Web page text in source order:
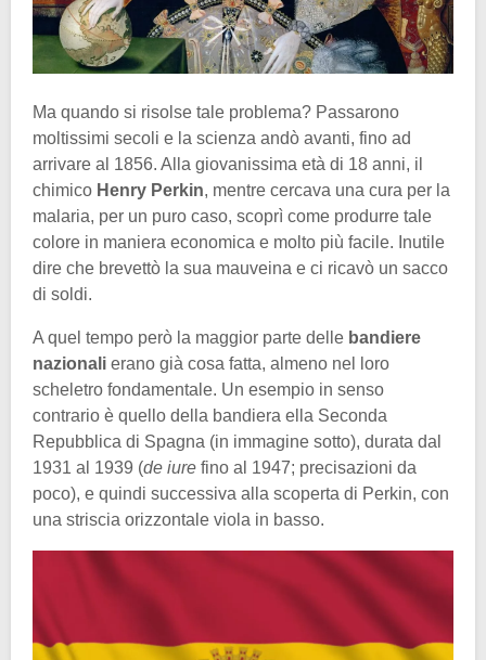
Ma quando si risolse tale problema? Passarono
moltissimi secoli e la scienza andò avanti, fino ad
arrivare al 1856. Alla giovanissima età di 18 anni, il
chimico Henry Perkin, mentre cercava una cura per la
malaria, per un puro caso, scoprì come produrre tale
colore in maniera economica e molto più facile. Inutile
dire che brevettò la sua mauveina e ci ricavò un sacco
di soldi.
A quel tempo però la maggior parte delle bandiere
nazionali erano già cosa fatta, almeno nel loro
scheletro fondamentale. Un esempio in senso
contrario è quello della bandiera ella Seconda
Repubblica di Spagna (in immagine sotto), durata dal
1931 al 1939 (de iure fino al 1947; precisazioni da
poco), e quindi successiva alla scoperta di Perkin, con
una striscia orizzontale viola in basso.